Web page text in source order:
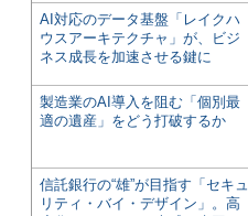
AI対応のデータ基盤「レイクハ
ウスアーキテクチャ」が、ビジ
ネス成長を加速させる鍵に
製造業のAI導入を阻む「個別最
適の遺産」をどう打破するか
信託銀行の“雄”が目指す「セキュ
リティ・バイ・デザイン」。高